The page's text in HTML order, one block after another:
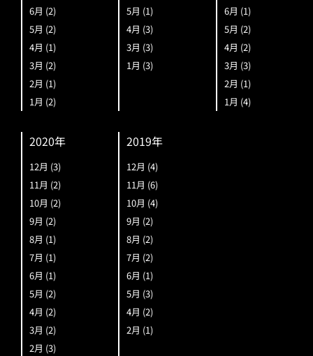
6月 (2)
5月 (2)
4月 (1)
3月 (2)
2月 (1)
1月 (2)
5月 (1)
4月 (3)
3月 (3)
1月 (3)
6月 (1)
5月 (2)
4月 (2)
3月 (3)
2月 (1)
1月 (4)
2020年
12月 (3)
11月 (2)
10月 (2)
9月 (2)
8月 (1)
7月 (1)
6月 (1)
5月 (2)
4月 (2)
3月 (2)
2月 (3)
2019年
12月 (4)
11月 (6)
10月 (4)
9月 (2)
8月 (2)
7月 (2)
6月 (1)
5月 (3)
4月 (2)
2月 (1)